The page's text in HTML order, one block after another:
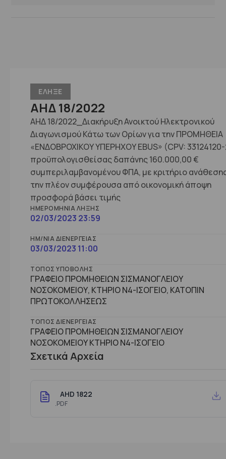
ΕΛΗΞΕ
ΑΗΔ 18/2022
ΑΗΔ 18/2022_Διακήρυξη Ανοικτού Ηλεκτρονικού
Διαγωνισμού Κάτω των Ορίων για την ΠΡΟΜΗΘΕΙΑ
«ΕΝΔΟΒΡΟΧΙΚΟΥ ΥΠΕΡΗΧΟΥ EBUS» (CPV:
προϋπολογισθείσας δαπάνης 160.000,00 €
συμπεριλαμβανομένου ΦΠΑ, με κριτήριο
την πλέον συμφέρουσα από οικονομική άποψη
προσφορά βάσει τιμής
ΗΜΕΡΟΜΗΝΊΑ ΛΉΞΗΣ
02/03/2023 23:59
ΗΜ/ΝΊΑ ΔΙΕΝΈΡΓΕΙΑΣ
03/03/2023 11:00
ΤΌΠΟΣ ΥΠΟΒΟΛΉΣ
ΓΡΑΦΕΙΟ ΠΡΟΜΗΘΕΙΩΝ ΣΙΣΜΑΝΟΓΛΕΙΟΥ
ΝΟΣΟΚΟΜΕΙΟΥ, ΚΤΗΡΙΟ Ν4-ΙΣΟΓΕΙΟ, ΚΑΤΟΠΙΝ
ΠΡΩΤΟΚΟΛΛΗΣΕΩΣ
ΤΌΠΟΣ ΔΙΕΝΈΡΓΕΙΑΣ
ΓΡΑΦΕΙΟ ΠΡΟΜΗΘΕΙΩΝ ΣΙΣΜΑΝΟΓΛΕΙΟΥ
ΝΟΣΟΚΟΜΕΙΟΥ ΚΤΗΡΙΟ Ν4-ΙΣΟΓΕΙΟ
Σχετικά Αρχεία
AHD 1822
.PDF